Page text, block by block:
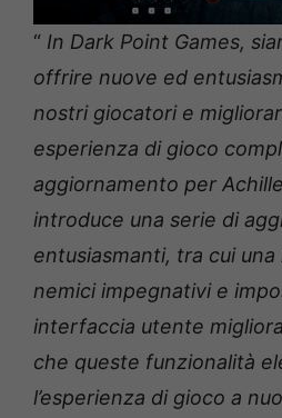
“ In Dark Point Games,
offrire nuove ed
nostri giocatori e
esperienza di gioco
aggiornamento per
introduce una serie di
entusiasmanti, tra cui
nemici impegnativi e
interfaccia utente
che queste funzionalità
l’esperienza di gioco a